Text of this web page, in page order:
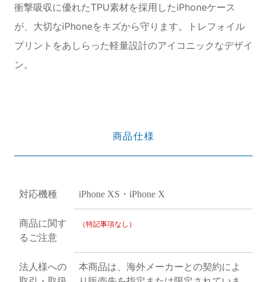
衝撃吸収に優れたTPU素材を採用したiPhoneケース
が、大切なiPhoneをキズから守ります。トレフォイル
プリントをあしらった軽量設計のアイコニックなデザイ
ン。
商品仕様
対応機種 iPhone XS・iPhone X
商品に関す
るご注意
（特記事項なし）
法人様への
本商品は、海外メーカーとの契約によ